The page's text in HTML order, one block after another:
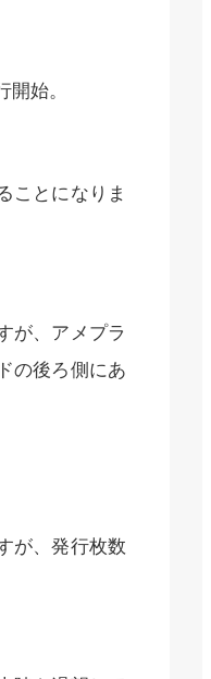
始。
ことになりま
が、アメプラ
の後ろ側にあ
が、発行枚数